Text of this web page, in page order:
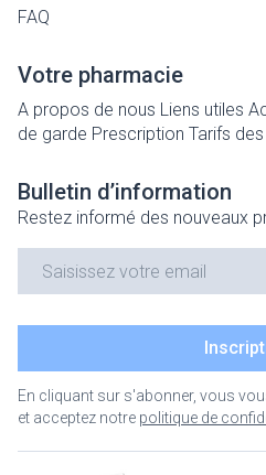
FAQ
Votre pharmacie
A propos de nous Liens utiles
de garde Prescription Tarifs
Bulletin d’information
Restez informé des nouveaux
En cliquant sur s'abonner, vous
et acceptez notre politique de